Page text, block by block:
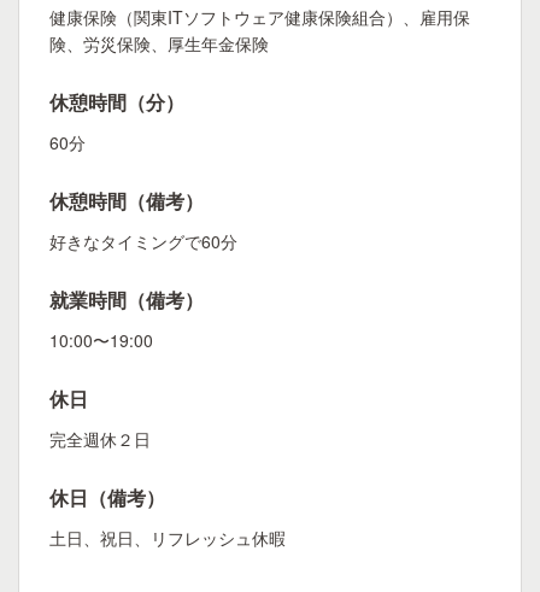
健康保険（関東ITソフトウェア健康保険組合）、雇用保
険、労災保険、厚生年金保険
休憩時間（分）
60分
休憩時間（備考）
好きなタイミングで60分
就業時間（備考）
10:00〜19:00
休日
完全週休２日
休日（備考）
土日、祝日、リフレッシュ休暇